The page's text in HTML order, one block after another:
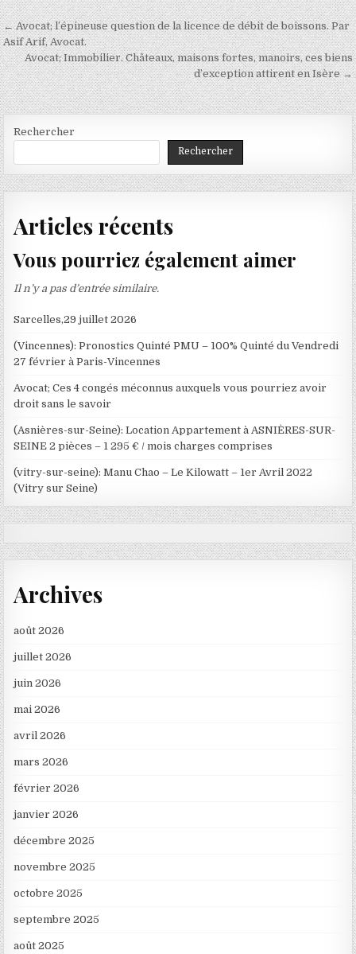
Navigation
de
l’article
← Avocat; l’épineuse question de la licence de débit de boissons. Par
Asif Arif, Avocat.
Avocat; Immobilier. Châteaux, maisons fortes, manoirs, ces biens
d’exception attirent en Isère →
Rechercher
Rechercher
Articles récents
Vous pourriez également aimer
Il n’y a pas d’entrée similaire.
Sarcelles,29 juillet 2026
(Vincennes): Pronostics Quinté PMU – 100% Quinté du Vendredi
27 février à Paris-Vincennes
Avocat; Ces 4 congés méconnus auxquels vous pourriez avoir
droit sans le savoir
(Asnières-sur-Seine): Location Appartement à ASNIÈRES-SUR-
SEINE 2 pièces – 1 295 € / mois charges comprises
(vitry-sur-seine): Manu Chao – Le Kilowatt – 1er Avril 2022
(Vitry sur Seine)
Archives
août 2026
juillet 2026
juin 2026
mai 2026
avril 2026
mars 2026
février 2026
janvier 2026
décembre 2025
novembre 2025
octobre 2025
septembre 2025
août 2025